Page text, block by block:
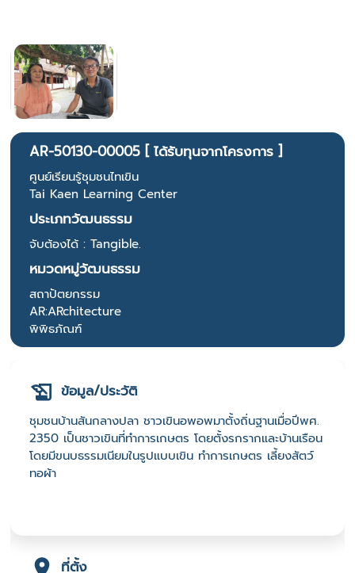
AR-50130-00005 [ ได้รับทุนจากโครงการ ]
ศูนย์เรียนรู้ชุมชนไทเขิน
Tai Kaen Learning Center
ประเภทวัฒนธรรม
จับต้องได้ : Tangible.
หมวดหมู่วัฒนธรรม
สถาปัตยกรรม
AR:ARchitecture
พิพิธภัณฑ์
ข้อมูล/ประวัติ
ชุมชนบ้านสันกลางปลา ชาวเขินอพอพมาตั้งถิ่นฐานเมื่อปีพศ.
2350 เป็นชาวเขินที่ทำการเกษตร โดยตั้งรกรากและบ้านเรือน
โดยมีขนบธรรมเนียมในรูปแบบเขิน ทำการเกษตร เลี้ยงสัตว์
ทอผ้า
ที่ตั้ง